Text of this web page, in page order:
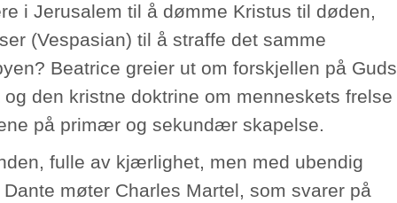
i Jerusalem til å dømme Kristus til døden,
(Vespasian) til å straffe det samme
Beatrice greier ut om forskjellen på Guds
den kristne doktrine om menneskets frelse
på primær og sekundær skapelse.
fulle av kjærlighet, men med ubendig
møter Charles Martel, som svarer på